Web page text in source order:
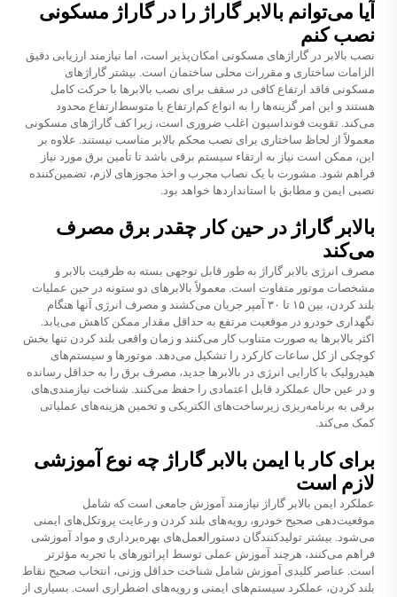
آیا می‌توانم بالابر گاراژ را در گاراژ مسکونی
نصب کنم
نصب بالابر در گاراژهای مسکونی امکان‌پذیر است، اما نیازمند ارزیابی دقیق
الزامات ساختاری و مقررات محلی ساختمان است. بیشتر گاراژهای
مسکونی فاقد ارتفاع کافی در سقف برای نصب بالابرها با حرکت کامل
هستند و این امر گزینه‌ها را به انواع کم‌ارتفاع یا متوسط‌ارتفاع محدود
می‌کند. تقویت فونداسیون اغلب ضروری است، زیرا کف گاراژهای مسکونی
معمولاً از لحاظ ساختاری برای نصب محکم بالابر مناسب نیستند. علاوه بر
این، ممکن است نیاز به ارتقاء سیستم برقی باشد تا تأمین برق مورد نیاز
فراهم شود. مشورت با یک نصاب مجرب و اخذ مجوزهای لازم، تضمین‌کننده
نصبی ایمن و مطابق با استانداردها خواهد بود.
بالابر گاراژ در حین کار چقدر برق مصرف
می‌کند
مصرف انرژی بالابر گاراژ به طور قابل توجهی بسته به ظرفیت بالابر و
مشخصات موتور متفاوت است. معمولاً بالابرهای دو ستونه در حین عملیات
بلند کردن، بین ۱۵ تا ۳۰ آمپر جریان می‌کشند و مصرف انرژی آنها هنگام
نگهداری خودرو در موقعیت مرتفع به حداقل مقدار ممکن کاهش می‌یابد.
اکثر بالابرها به صورت متناوب کار می‌کنند و زمان واقعی بلند کردن تنها بخش
کوچکی از کل ساعات کارکرد را تشکیل می‌دهد. موتورها و سیستم‌های
هیدرولیک با کارایی انرژی در بالابرها جدید، مصرف برق را به حداقل رسانده
و در عین حال عملکرد قابل اعتمادی را حفظ می‌کنند. شناخت نیازمندی‌های
برقی به برنامه‌ریزی زیرساخت‌های الکتریکی و تخمین هزینه‌های عملیاتی
کمک می‌کند.
برای کار با ایمن بالابر گاراژ چه نوع آموزشی
لازم است
عملکرد ایمن بالابر گاراژ نیازمند آموزش جامعی است که شامل
موقعیت‌دهی صحیح خودرو، رویه‌های بلند کردن و رعایت پروتکل‌های ایمنی
می‌شود. بیشتر تولیدکنندگان دستورالعمل‌های بهره‌برداری و مواد آموزشی
فراهم می‌کنند، هرچند آموزش عملی توسط اپراتورهای با تجربه مؤثرتر
است. عناصر کلیدی آموزش شامل شناخت حداقل وزنی، انتخاب صحیح نقاط
بلند کردن، عملکرد سیستم‌های ایمنی و رویه‌های اضطراری است. بسیاری از